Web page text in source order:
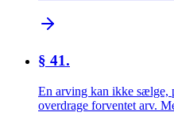
§ 41.
En arving kan ikke sælge,
overdrage forventet arv.